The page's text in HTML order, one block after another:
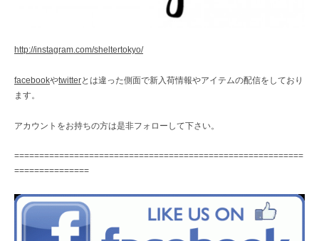
http://instagram.com/sheltertokyo/
facebookやtwitterとは違った側面で新入荷情報やアイテムの配信をしており
ます。
アカウントをお持ちの方は是非フォローして下さい。
==========================================================
===============